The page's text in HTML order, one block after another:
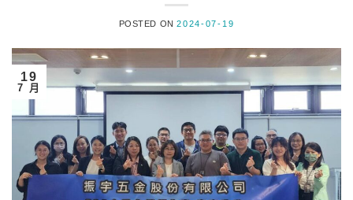
POSTED ON2024-07-19
19
7 月